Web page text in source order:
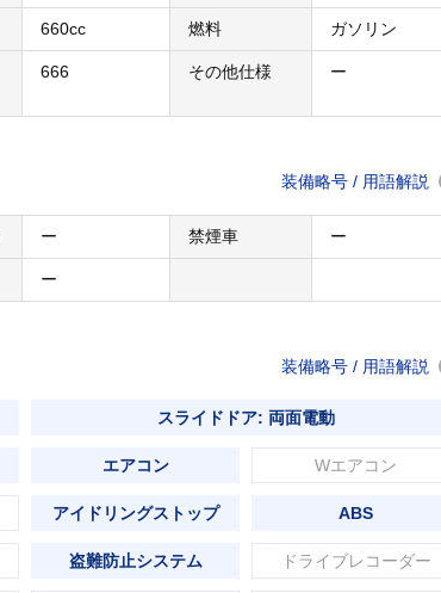
660cc 燃料 ガソリン
666 その他仕様 ー
装備略号 / 用語解説
ー 禁煙車 ー
ー
装備略号 / 用語解説
スライドドア: 両面電動
エアコン Wエアコン
アイドリングストップ ABS
盗難防止システム ドライブレコーダー